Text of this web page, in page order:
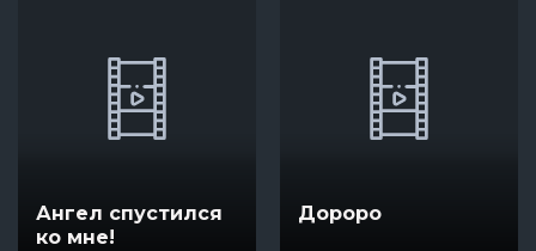
Ангел спустился
ко мне!
Дороро